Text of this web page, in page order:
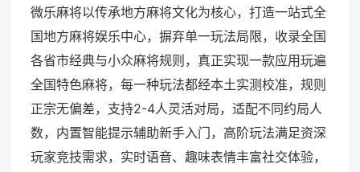
微乐麻将以传承地方麻将文化为核心，打造一站式全
国地方麻将娱乐中心，摒弃单一玩法局限，收录全国
各省市经典与小众麻将规则，真正实现一款应用玩遍
全国特色麻将，每一种玩法都经本土实测校准，规则
正宗无偏差，支持2-4人灵活对局，适配不同约局人
数，内置智能提示辅助新手入门，高阶玩法满足资深
玩家竞技需求，实时语音、趣味表情丰富社交体验，